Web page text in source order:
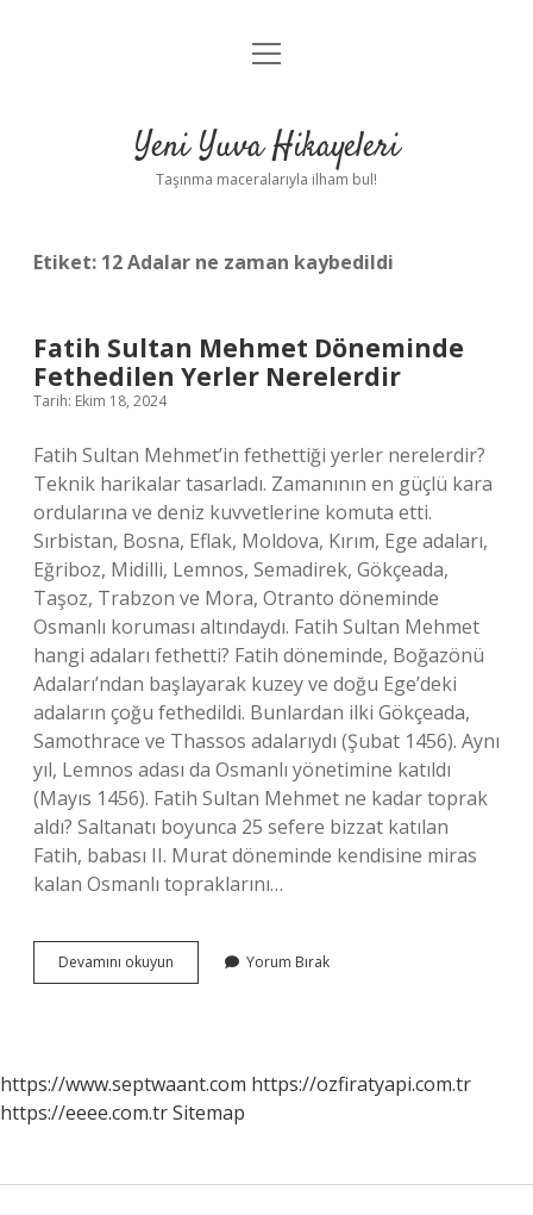
Anasayfa
Yasal Uyarı
menüyü
Yeni Yuva Hikayeleri
Taşınma maceralarıyla ilham bul!
Etiket: 12 Adalar ne zaman kaybedildi
Fatih Sultan Mehmet Döneminde
Fethedilen Yerler Nerelerdir
Tarih: Ekim 18, 2024
Fatih Sultan Mehmet’in fethettiği yerler nerelerdir?
Teknik harikalar tasarladı. Zamanının en güçlü kara
ordularına ve deniz kuvvetlerine komuta etti.
Sırbistan, Bosna, Eflak, Moldova, Kırım, Ege adaları,
Eğriboz, Midilli, Lemnos, Semadirek, Gökçeada,
Taşoz, Trabzon ve Mora, Otranto döneminde
Osmanlı koruması altındaydı. Fatih Sultan Mehmet
hangi adaları fethetti? Fatih döneminde, Boğazönü
Adaları’ndan başlayarak kuzey ve doğu Ege’deki
adaların çoğu fethedildi. Bunlardan ilki Gökçeada,
Samothrace ve Thassos adalarıydı (Şubat 1456). Aynı
yıl, Lemnos adası da Osmanlı yönetimine katıldı
(Mayıs 1456). Fatih Sultan Mehmet ne kadar toprak
aldı? Saltanatı boyunca 25 sefere bizzat katılan
Fatih, babası II. Murat döneminde kendisine miras
kalan Osmanlı topraklarını…
Devamını okuyun
Sultan
Nerelerdir
Yorum Bırak
https://www.septwaant.com https://ozfiratyapi.com.tr
https://eeee.com.trSitemap